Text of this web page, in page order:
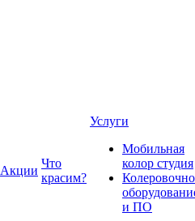
Акции
Что
красим?
Услуги
Мобильная
колор студия
и ПО